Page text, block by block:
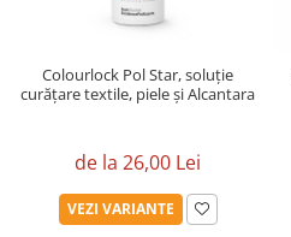
Colourlock Pol Star, soluție
curățare textile, piele și Alcantara
de la 26,00 Lei
VEZI VARIANTE